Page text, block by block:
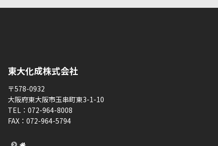
東大化成株式会社
〒578-0932
大阪府東大阪市玉串町東3-1-10
TEL： 072-964-8008
FAX： 072-964-5794